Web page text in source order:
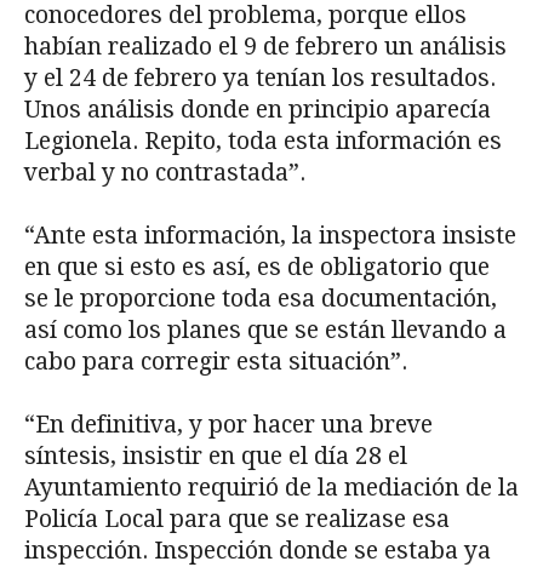
conocedores del problema, porque ellos
habían realizado el 9 de febrero un análisis
y el 24 de febrero ya tenían los resultados.
Unos análisis donde en principio aparecía
Legionela. Repito, toda esta información es
verbal y no contrastada”.
“Ante esta información, la inspectora insiste
en que si esto es así, es de obligatorio que
se le proporcione toda esa documentación,
así como los planes que se están llevando a
cabo para corregir esta situación”.
“En definitiva, y por hacer una breve
síntesis, insistir en que el día 28 el
Ayuntamiento requirió de la mediación de la
Policía Local para que se realizase esa
inspección. Inspección donde se estaba ya